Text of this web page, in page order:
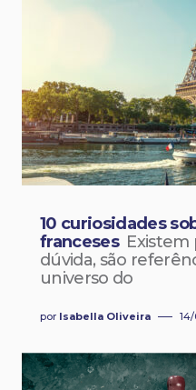
10 curiosidades
franceses Existem
dúvida, são
universo do
por Isabella Oliveira